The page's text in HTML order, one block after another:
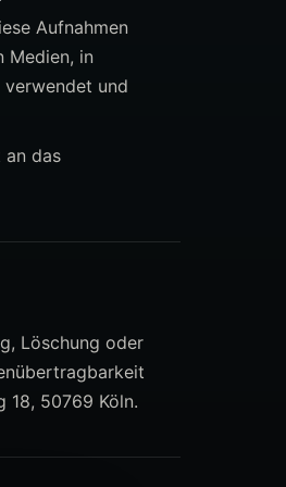
Aufnahmen
Medien, in
verwendet und
an das
Löschung oder
18, 50769 Köln.